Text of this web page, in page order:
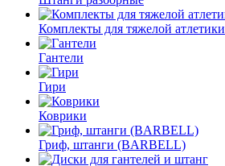
Комплекты для тяжелой атлетики
Гантели
Гири
Коврики
Гриф, штанги (BARBELL)